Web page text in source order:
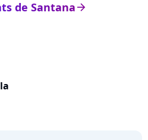
arrow_right
de Santana